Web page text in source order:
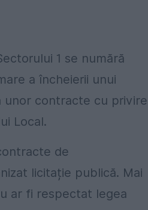
1 se numără
a încheierii unui
contracte cu
Local.
de
licitație publică. Mai
ar fi respectat legea